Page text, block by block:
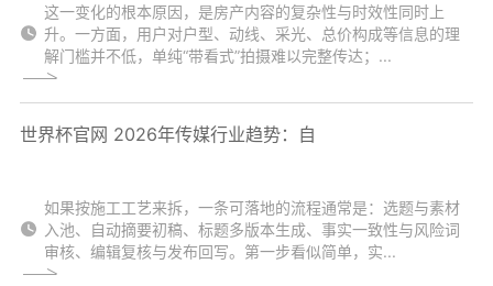
这一变化的根本原因，是房产内容的复杂性与时效性同时上
升。一方面，用户对户型、动线、采光、总价构成等信息的理
解门槛并不低，单纯“带看式”拍摄难以完整传达；...
世界杯官网 2026年传媒行业趋势：自
如果按施工工艺来拆，一条可落地的流程通常是：选题与素材
入池、自动摘要初稿、标题多版本生成、事实一致性与风险词
审核、编辑复核与发布回写。第一步看似简单，实...